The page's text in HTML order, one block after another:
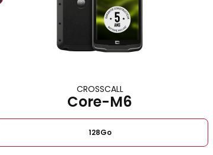
CROSSCALL
Core-M6
128Go